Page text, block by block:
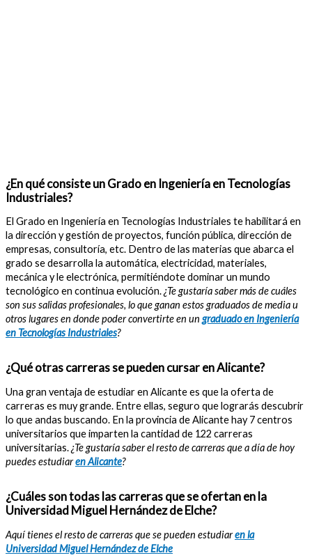
¿En qué consiste un Grado en Ingeniería en Tecnologías
Industriales?
El Grado en Ingeniería en Tecnologías Industriales te habilitará en
la dirección y gestión de proyectos, función pública, dirección de
empresas, consultoría, etc. Dentro de las materias que abarca el
grado se desarrolla la automática, electricidad, materiales,
mecánica y le electrónica, permitiéndote dominar un mundo
tecnológico en continua evolución.¿Te gustaría saber más de cuáles
son sus salidas profesionales, lo que ganan estos graduados de media u
otros lugares en donde poder convertirte en un graduado en Ingeniería
en Tecnologías Industriales?
¿Qué otras carreras se pueden cursar en Alicante?
Una gran ventaja de estudiar en Alicante es que la oferta de
carreras es muy grande. Entre ellas, seguro que lograrás descubrir
lo que andas buscando. En la provincia de Alicante hay 7 centros
universitarios que imparten la cantidad de 122 carreras
universitarias.¿Te gustaría saber el resto de carreras que a día de hoy
puedes estudiaren Alicante?
¿Cuáles son todas las carreras que se ofertan en la
Universidad Miguel Hernández de Elche?
Aquí tienes el resto de carreras que se pueden estudiaren la
Universidad Miguel Hernández de Elche